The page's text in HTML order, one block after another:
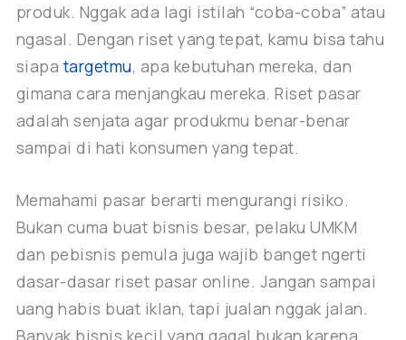
produk. Nggak ada lagi istilah “coba-coba” atau
ngasal. Dengan riset yang tepat, kamu bisa tahu
siapatargetmu, apa kebutuhan mereka, dan
gimana cara menjangkau mereka. Riset pasar
adalah senjata agar produkmu benar-benar
sampai di hati konsumen yang tepat.
Memahami pasar berarti mengurangi risiko.
Bukan cuma buat bisnis besar, pelaku UMKM
dan pebisnis pemula juga wajib banget ngerti
dasar-dasar riset pasar online. Jangan sampai
uang habis buat iklan, tapi jualan nggak jalan.
Banyak bisnis kecil yang gagal bukan karena